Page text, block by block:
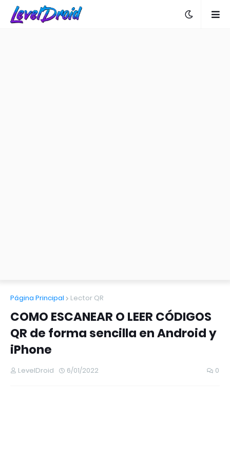
Página Principal Lector QR
COMO ESCANEAR O LEER CÓDIGOS
QR de forma sencilla en Android y
iPhone
LevelDroid 6/01/2022 0